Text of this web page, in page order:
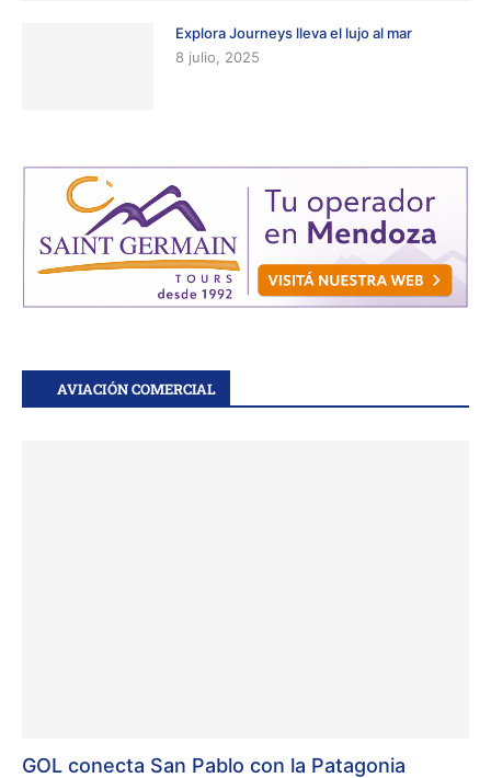
Explora Journeys lleva el lujo al mar
8 julio, 2025
AVIACIÓN COMERCIAL
GOL conecta San Pablo con la Patagonia